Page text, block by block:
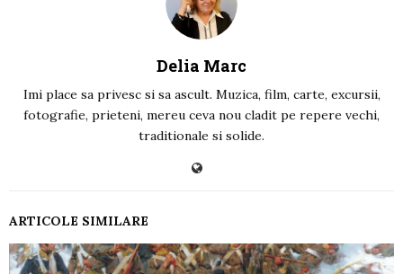
Delia Marc
Imi place sa privesc si sa ascult. Muzica, film, carte, excursii,
fotografie, prieteni, mereu ceva nou cladit pe repere vechi,
traditionale si solide.
ARTICOLE SIMILARE